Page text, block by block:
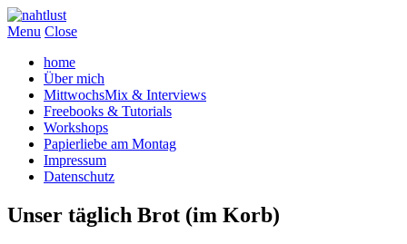
Menu Close
home
Über mich
MittwochsMix & Interviews
Freebooks & Tutorials
Workshops
Papierliebe am Montag
Impressum
Datenschutz
Unser täglich Brot (im Korb)